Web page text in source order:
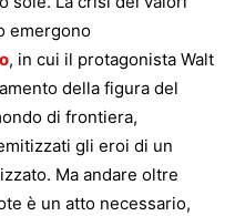
emergono
, in cui il protagonista Walt
della figura del
di frontiera,
gli eroi di un
Ma andare oltre
è un atto necessario,